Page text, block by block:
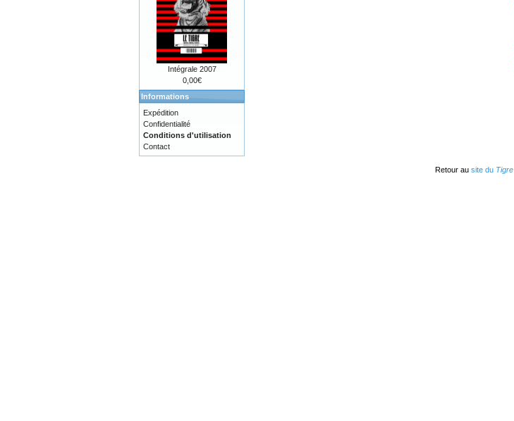
Intégrale 2007
0,00€
Informations
Expédition
Confidentialité
Conditions d'utilisation
Contact
Retour au site du Tigre